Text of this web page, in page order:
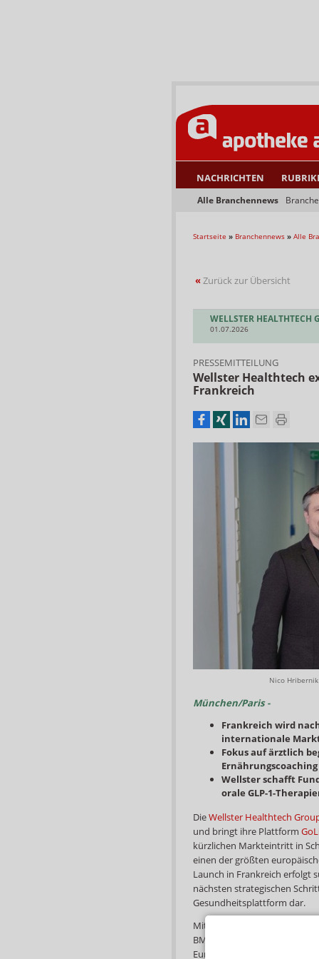
NACHRICHTEN
Alle Branchennews
Startseite » Branchennews » Alle
«Zurück zur Übersicht
WELLSTER HEALTHTECH
01.07.2026
PRESSEMITTEILUNG
Wellster Healthtech
Frankreich
Nico
München/Paris -
Frankreich wird
internationale
Fokus auf ärztlich
Wellster schafft
orale GLP-1-
DieWellster Healthtech
und bringt ihre Plattform
kürzlichen Markteintritt in
einen der größten
Launch in Frankreich erfolgt
nächsten strategischen
Gesundheitsplattform dar.
Mit rund 17 Millionen
BMI über 27 aufweisen, zählt
Europas. Gleichzeitig ist die
Basis-Seminar Medizinische
Kompressionstherapie –
Qualifizierungsseminar
PHOENIX Pharmahandel GmbH &
Fresh-up: Auffrischungskurs
angewandten
AKADEMIE by Alliance Healthcare
Social Media Starterclass für
03.09.2026